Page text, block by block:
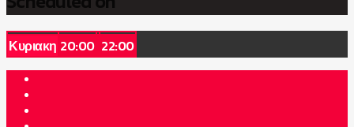
Κυριακη 20:00 22:00